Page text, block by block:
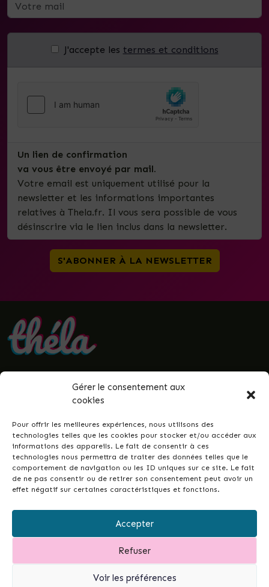
Gérer le consentement aux
cookies
Pour offrir les meilleures expériences, nous utilisons des
technologies telles que les cookies pour stocker et/ou accéder aux
informations des appareils. Le fait de consentir à ces
technologies nous permettra de traiter des données telles que le
comportement de navigation ou les ID uniques sur ce site. Le fait
de ne pas consentir ou de retirer son consentement peut avoir un
effet négatif sur certaines caractéristiques et fonctions.
Accepter
Refuser
Voir les préférences
J'accepte les termes et conditions
Un lien de confirmation
va vous être envoyé par mail.
Votre email est uniquement utilisé pour la
newsletter et les informations importantes
relatives à Thela.fr. Il vous sera possible de vous
désinscrire via le lien inclus dans la newsletter.
• Politique de confidentialité
• Mentions légales
• Termes et conditions
• Guenrouët.fr
© 2026 Théla -Nicolas Le Gall
Ce site dans votre commune ?
tous•tes, permettant de développer les liens
intergénérationnels et la vie de votre ville ou
Contactez-moi pour en discuter.